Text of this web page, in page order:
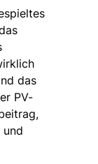
das
PV-